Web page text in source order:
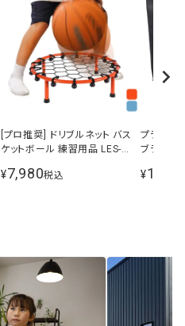
[プロ推奨] ドリブルネット バス
ケットボール 練習用品 LES-
¥7,980税込
プライオ
ブラック
¥